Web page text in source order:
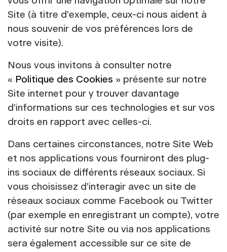
Site (à titre d’exemple, ceux-ci nous aident à
nous souvenir de vos préférences lors de
votre visite).
Nous vous invitons à consulter notre
« Politique des Cookies » présente sur notre
Site internet pour y trouver davantage
d’informations sur ces technologies et sur vos
droits en rapport avec celles-ci.
Dans certaines circonstances, notre Site Web
et nos applications vous fourniront des plug-
ins sociaux de différents réseaux sociaux. Si
vous choisissez d’interagir avec un site de
réseaux sociaux comme Facebook ou Twitter
(par exemple en enregistrant un compte), votre
activité sur notre Site ou via nos applications
sera également accessible sur ce site de